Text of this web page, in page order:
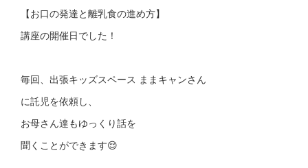
【お口の発達と離乳食の進め方】
講座の開催日でした！
毎回、出張キッズスペース ままキャンさん
に託児を依頼し、
お母さん達もゆっくり話を
聞くことができます😌